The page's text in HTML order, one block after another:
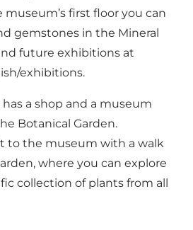
first floor you can
gemstones in the Mineral
future exhibitions at
exhibitions.
a shop and a museum
Botanical Garden.
to the museum with a walk
where you can explore
collection of plants from all